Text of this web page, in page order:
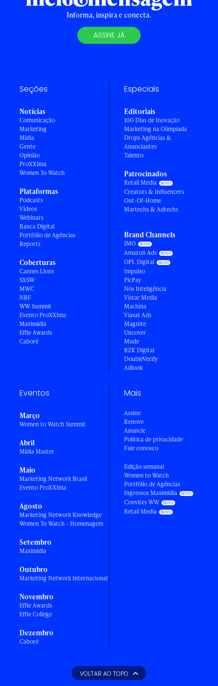
Informa, inspira e conecta.
ASSINE JÁ
Seções
Notícias
Comunicação
Marketing
Mídia
Gente
Opinião
ProXXIma
Women To Watch
Plataformas
Podcasts
Vídeos
Webinars
Banca Digital
Portfólio de Agências
Reports
Coberturas
Cannes Lions
SXSW
MWC
NRF
WW Summit
Evento ProXXIma
Maximídia
Effie Awards
Caboré
Especiais
Editoriais
100 Dias de Inovação
Marketing na Olimpíada
Drops Agências &
Anunciantes
Talento
Patrocinados
Retail Media
Creators & Influencers
Out-Of-Home
Martechs & Adtechs
Brand Channels
IMO
Amazon Ads
OPL Digital
Impulso
PicPay
Nós Inteligência
Vistar Media
Machina
Viasat Ads
Magnite
Uncover
Mude
RZK Digital
DoubleVerify
Adlook
Eventos
Março
Women to Watch Summit
Abril
Mídia Master
Maio
Marketing Network Brasil
Evento ProXXIma
Agosto
Marketing Network Knowledge
Women To Watch - Homenagem
Setembro
Maximídia
Outubro
Marketing Network Internacional
Novembro
Effie Awards
Effie College
Dezembro
Caboré
Mais
Assine
Renove
Anuncie
Política de privacidade
Fale conosco
Edição semanal
Women to Watch
Portfólio de Agências
Ingressos Maximídia
Convites WW
Retail Media
VOLTAR AO TOPO